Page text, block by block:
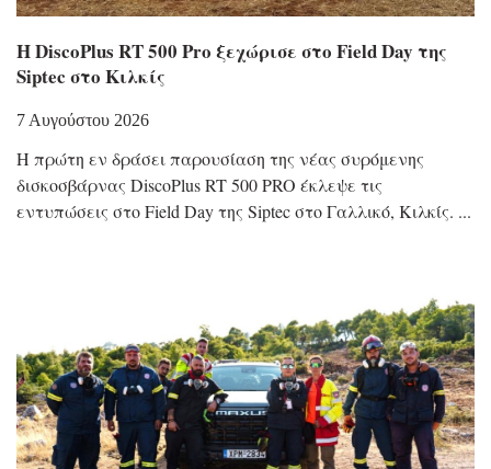
Η DiscoPlus RT 500 Pro ξεχώρισε στο Field Day της
Siptec στο Κιλκίς
7 Αυγούστου 2026
Η πρώτη εν δράσει παρουσίαση της νέας συρόμενης
δισκοσβάρνας DiscoPlus RT 500 PRO έκλεψε τις
εντυπώσεις στο Field Day της Siptec στο Γαλλικό, Κιλκίς.